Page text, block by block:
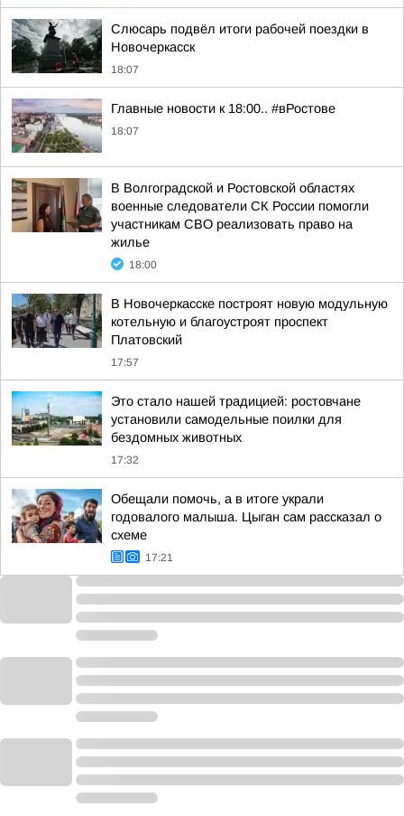
Слюсарь подвёл итоги рабочей поездки в
Новочеркасск
18:07
Главные новости к 18:00.. #вРостове
18:07
В Волгоградской и Ростовской областях
военные следователи СК России помогли
участникам СВО реализовать право на
жилье
18:00
В Новочеркасске построят новую модульную
котельную и благоустроят проспект
Платовский
17:57
Это стало нашей традицией: ростовчане
установили самодельные поилки для
бездомных животных
17:32
Обещали помочь, а в итоге украли
годовалого малыша. Цыган сам рассказал о
схеме
17:21